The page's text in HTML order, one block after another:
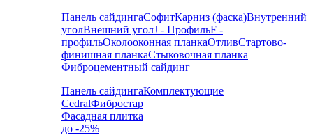
Панель сайдингаСофитКарниз (фаска)Внутренний
уголВнешний уголJ - ПрофильF -
профильОколооконная планкаОтливСтартово-
финишная планкаСтыковочная планка
Фиброцементный сайдинг
Панель сайдингаКомплектующие
CedralФибростар
Фасадная плитка
до -25%